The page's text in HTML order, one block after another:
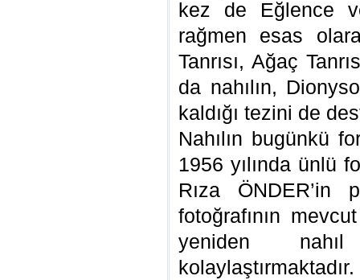
kez de Eğlence
rağmen esas
Tanrısı, Ağaç
da nahılın,
kaldığı tezini de
Nahılın bugünkü
1956 yılında ünlü
Rıza
fotoğrafının
yeniden nahıl